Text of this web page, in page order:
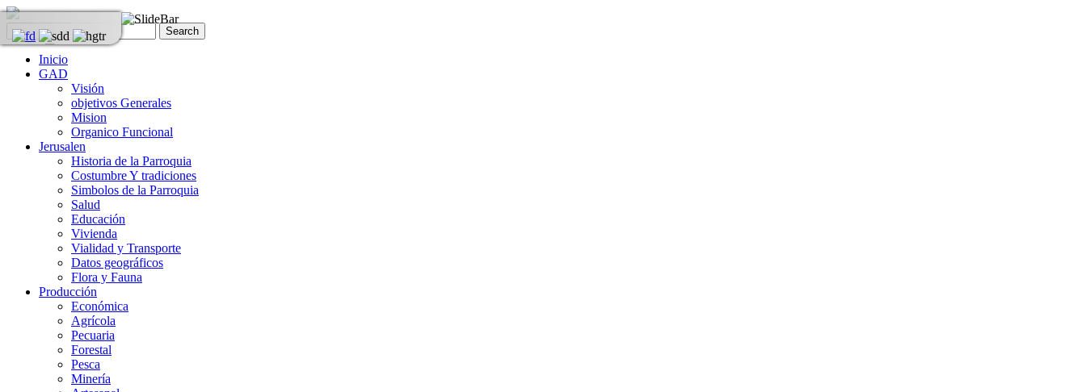
Inicio
GAD
Visión
objetivos Generales
Mision
Organico Funcional
Jerusalen
Historia de la Parroquia
Costumbre Y tradiciones
Simbolos de la Parroquia
Salud
Educación
Vivienda
Vialidad y Transporte
Datos geográficos
Flora y Fauna
Producción
Económica
Agrícola
Pecuaria
Forestal
Pesca
Minería